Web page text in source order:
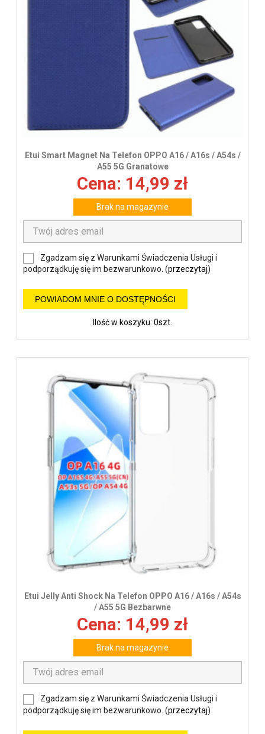
Etui Smart Magnet Na Telefon OPPO A16 / A16s / A54s /
A55 5G Granatowe
Cena: 14,99 zł
Brak na magazynie
Zgadzam się z Warunkami Świadczenia Usługi i
podporządkuję się im bezwarunkowo. (przeczytaj)
POWIADOM MNIE O DOSTĘPNOŚCI
Ilość w koszyku: 0szt.
Etui Jelly Anti Shock Na Telefon OPPO A16 / A16s / A54s
/ A55 5G Bezbarwne
Cena: 14,99 zł
Brak na magazynie
Zgadzam się z Warunkami Świadczenia Usługi i
podporządkuję się im bezwarunkowo. (przeczytaj)